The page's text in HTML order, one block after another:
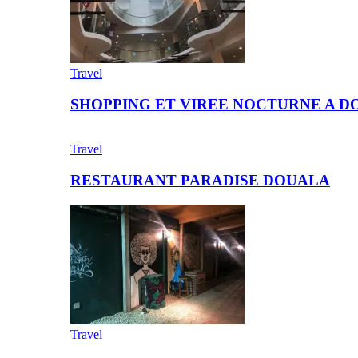
Travel
SHOPPING ET VIREE NOCTURNE A
Travel
RESTAURANT PARADISE DOUALA
Travel